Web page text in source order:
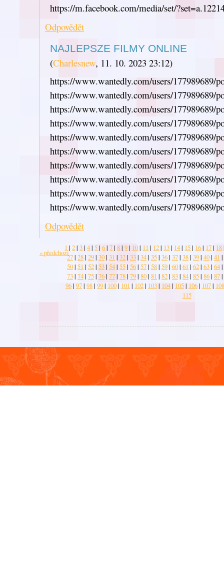
https://m.facebook.com/media/set/
Odpovědět
NAJLEPSZE FILMY ONLINE
(Charlesnew, 11. 10. 2023 23:12)
https://www.wantedly.com/users/177989689/
https://www.wantedly.com/users/177989689/
https://www.wantedly.com/users/177989689/
https://www.wantedly.com/users/177989689/
https://www.wantedly.com/users/177989689/
https://www.wantedly.com/users/177989689/
https://www.wantedly.com/users/177989689/
https://www.wantedly.com/users/177989689/
https://www.wantedly.com/users/177989689/
https://www.wantedly.com/users/177989689/
Odpovědět
« předchozí
1 | 2| 3| 4| 5| 6| 7| 8| 9| 10| 11 | 12| 13| 14| 15| 16| 17| 18
27| 28| 29| 30| 31 | 32| 33| 34| 35| 36| 37| 38| 39| 40| 41 |
50| 51 | 52| 53| 54| 55| 56| 57| 58| 59| 60| 61 | 62| 63| 64|
73| 74| 75| 76| 77| 78| 79| 80| 81 | 82| 83| 84| 85| 86| 87|
96| 97| 98| 99| 100| 101 | 102| 103| 104| 105| 106| 107| 108
115